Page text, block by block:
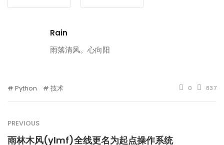
Rain
雨落清风。心向阳
Python 技术 0 837
PREVIOUS
雨林木风(ylmf)全线更名为起点操作系统